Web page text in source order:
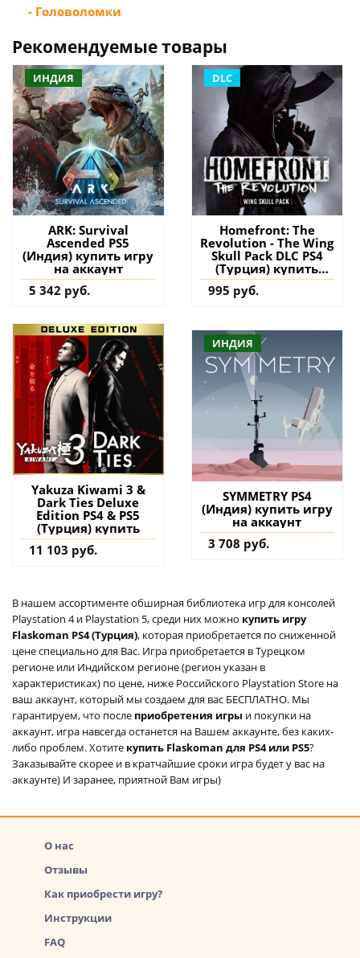
- Головоломки
Рекомендуемые товары
ИНДИЯ
ARK: Survival
Ascended PS5
(Индия) купить игру
на аккаунт
5 342 руб.
DLC
Homefront: The
Revolution - The Wing
Skull Pack DLC PS4
(Турция) купить
дополнение на
аккаунт
995 руб.
Yakuza Kiwami 3 &
Dark Ties Deluxe
Edition PS4 & PS5
(Турция) купить
11 103 руб.
ИНДИЯ
SYMMETRY PS4
(Индия) купить игру
на аккаунт
3 708 руб.
В нашем ассортименте обширная библиотека игр для консолей
Playstation 4 и Playstation 5, среди них можно купить игру
Flaskoman PS4 (Турция), которая приобретается по сниженной
цене специально для Вас. Игра приобретается в Турецком
регионе или Индийском регионе (регион указан в
характеристиках) по цене, ниже Российского Playstation Store на
ваш аккаунт, который мы создаем для вас БЕСПЛАТНО. Мы
гарантируем, что после приобретения игры и покупки на
аккаунт, игра навсегда останется на Вашем аккаунте, без каких-
либо проблем. Хотите купить Flaskoman для PS4 или PS5?
Заказывайте скорее и в кратчайшие сроки игра будет у вас на
аккаунте) И заранее, приятной Вам игры)
О нас
Отзывы
Как приобрести игру?
Инструкции
FAQ